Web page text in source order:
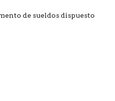
de sueldos dispuesto